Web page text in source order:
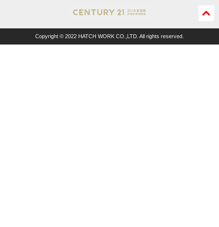
先頭
Copyright © 2022 HATCH WORK CO.,LTD. All rights reserved.